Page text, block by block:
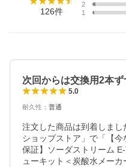
126件
2
1
次回からは交換用2本
5.0
耐久性 ： 普通
注文した商品は到着しま
ショップストア」で「【
保証】ソーダストリーム
ューキット＜炭酸水メー